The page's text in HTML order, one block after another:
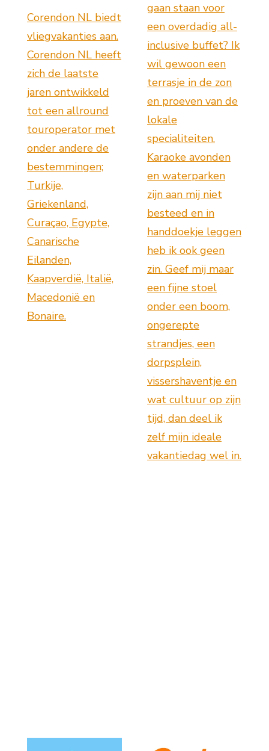
Corendon NL biedt
vliegvakanties aan.
Corendon NL heeft
zich de laatste
jaren ontwikkeld
tot een allround
touroperator met
onder andere de
bestemmingen;
Turkije,
Griekenland,
Curaçao, Egypte,
Canarische
Eilanden,
Kaapverdië, Italië,
Macedonië en
Bonaire.
gaan staan voor
een overdadig all-
inclusive buffet? Ik
wil gewoon een
terrasje in de zon
en proeven van de
lokale
specialiteiten.
Karaoke avonden
en waterparken
zijn aan mij niet
besteed en in
handdoekje leggen
heb ik ook geen
zin. Geef mij maar
een fijne stoel
onder een boom,
ongerepte
strandjes, een
dorpsplein,
vissershaventje en
wat cultuur op zijn
tijd, dan deel ik
zelf mijn ideale
vakantiedag wel in.